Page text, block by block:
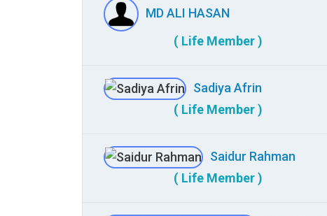
MD ALI HASAN
( Life Member )
Sadiya Afrin
( Life Member )
Saidur Rahman
( Life Member )